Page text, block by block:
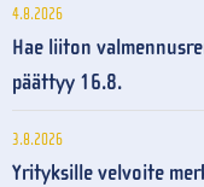
4.8.2026
Hae liiton
päättyy 16.8.
3.8.2026
Yrityksille velvoite